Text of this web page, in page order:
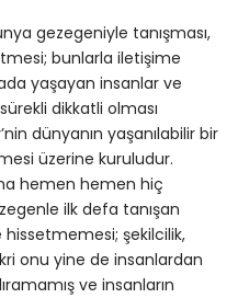
gezegeniyle tanışması,
bunlarla iletişime
yaşayan insanlar ve
dikkatli olması
dünyanın yaşanılabilir bir
üzerine kuruludur.
hemen hemen hiç
ilk defa tanışan
hissetmemesi; şekilcilik,
onu yine de insanlardan
ve insanların